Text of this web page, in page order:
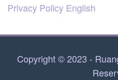
Privacy Policy English
Copyright © 2023 -